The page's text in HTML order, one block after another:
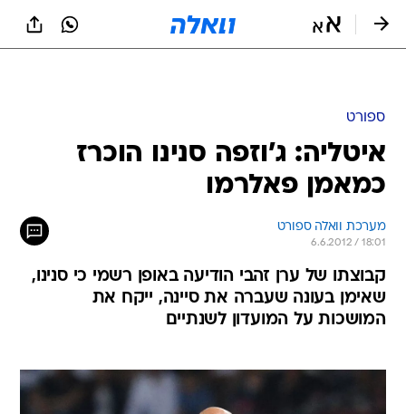
ספורט
איטליה: ג'וזפה סנינו הוכרז
כמאמן פאלרמו
מערכת וואלה ספורט
6.6.2012 / 18:01
קבוצתו של ערן זהבי הודיעה באופן רשמי כי סנינו,
שאימן בעונה שעברה את סיינה, ייקח את
המושכות על המועדון לשנתיים